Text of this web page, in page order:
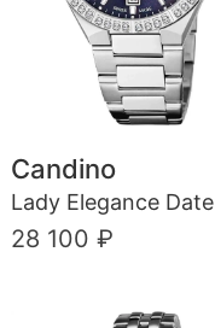
Candino
Lady Elegance Date
28 100 ₽